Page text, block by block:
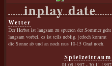
inplay date
Wetter
Der Herbst ist langsam zu spueren der Sommer geht
langsam vorbei, es ist teils neblig, jedoch kommt
die Sonne ab und an noch raus 10-15 Grad noch.
Spielzeitraum
01.09.1997 - 30.11.1997